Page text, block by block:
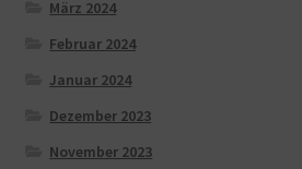
März 2024
Februar 2024
Januar 2024
Dezember 2023
November 2023